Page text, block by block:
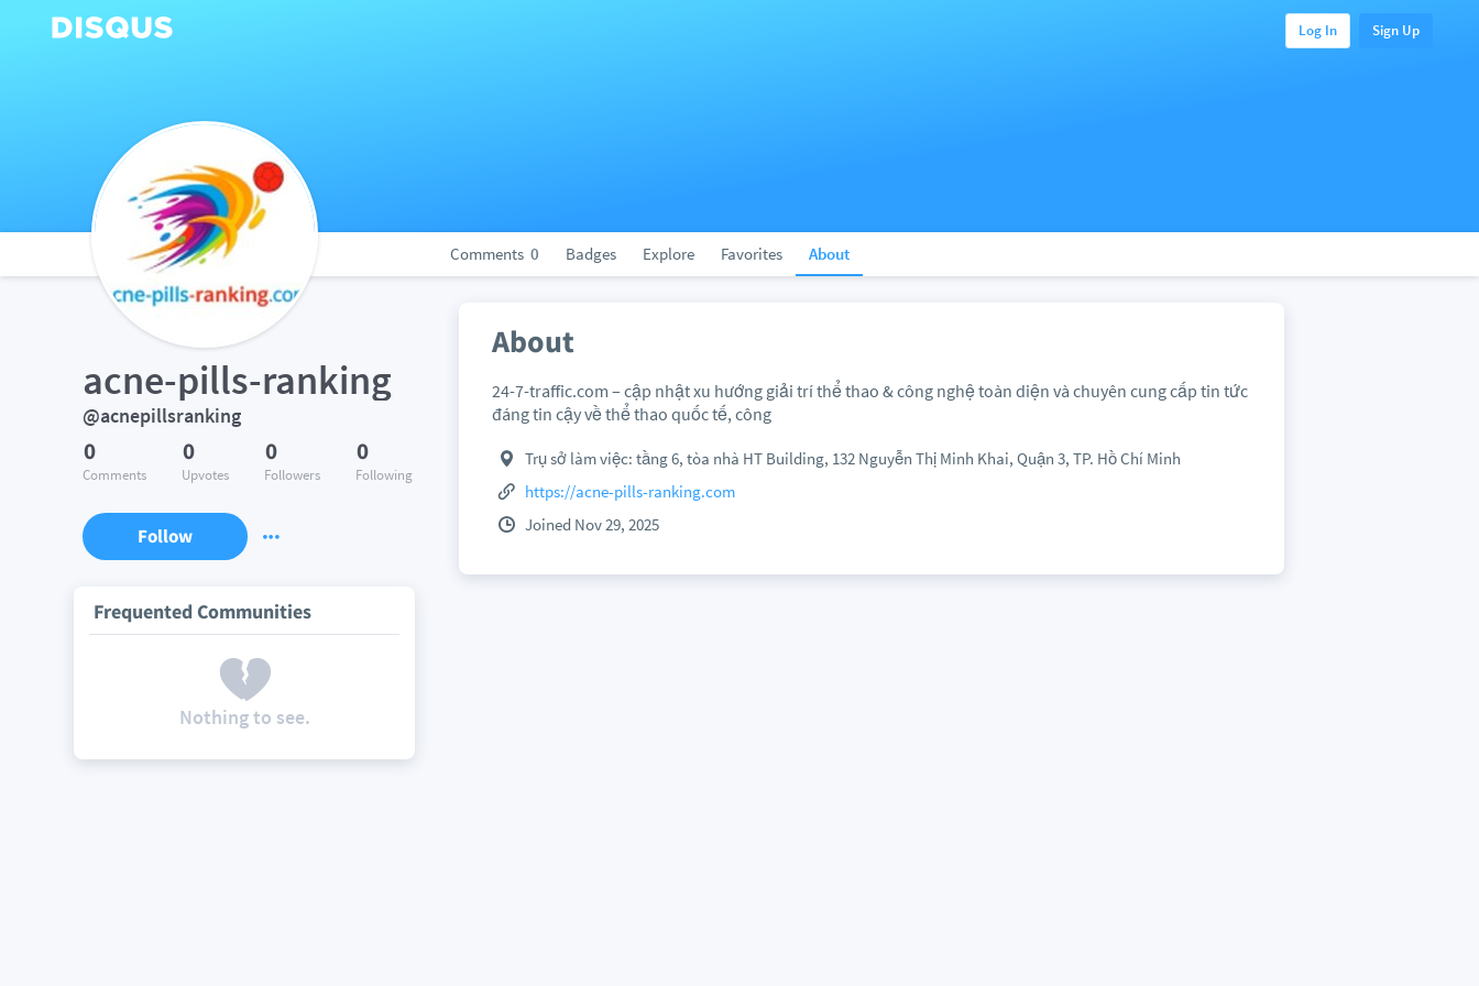
Log In Sign Up
Comments 0 Badges Explore Favorites About
acne-pills-ranking
@acnepillsranking
0
Comments
0
Upvotes
0
Followers
0
Following
Follow
Frequented Communities
Nothing to see.
About
24-7-traffic.com – cập nhật xu hướng giải trí thể thao & công nghệ toàn diện và chuyên cung cấp tin tức
đáng tin cậy về thể thao quốc tế, công
Trụ sở làm việc: tầng 6, tòa nhà HT Building, 132 Nguyễn Thị Minh Khai, Quận 3, TP. Hồ Chí Minh
https://acne-pills-ranking.com
Joined Nov 29, 2025